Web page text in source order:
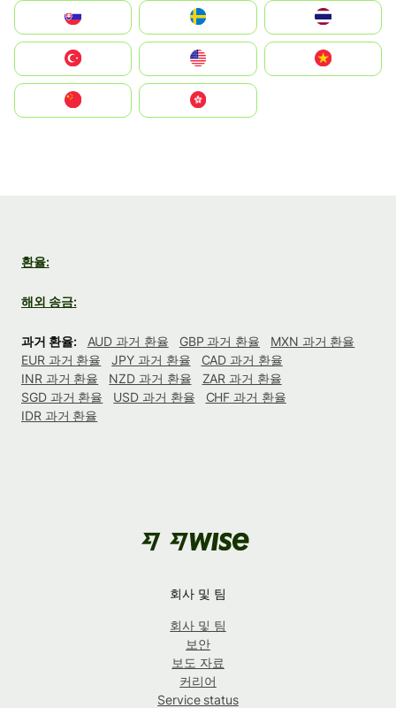
United States
中國香港特別行政區
환율:
해외 송금:
과거 환율: AUD 과거 환율 GBP 과거 환율
MXN 과거 환율
EUR 과거 환율
JPY 과거 환율
CAD 과거 환율
INR 과거 환율
NZD 과거 환율
ZAR 과거 환율
SGD 과거 환율
USD 과거 환율
CHF 과거 환율
IDR 과거 환율
회사 및 팀
회사 및 팀
보안
보도 자료
커리어
Service status